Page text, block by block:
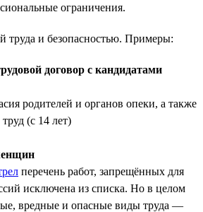
ограничения.
труда и безопасностью. Примеры:
договор с кандидатами
родителей и органов опеки, а также
(с 14 лет)
перечень работ, запрещённых для
исключена из списка. Но в целом
вредные и опасные виды труда —